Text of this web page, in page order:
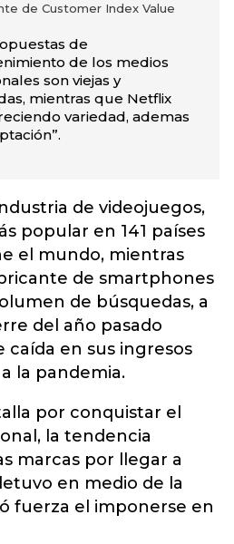
de Customer Index Value
de
de los medios
son viejas y
mientras que Netflix
variedad, ademas
de videojuegos,
popular en 141 países
el mundo, mientras
de smartphones
de búsquedas, a
del año pasado
en sus ingresos
la pandemia.
por conquistar el
la tendencia
marcas por llegar a
en medio de la
fuerza el imponerse en